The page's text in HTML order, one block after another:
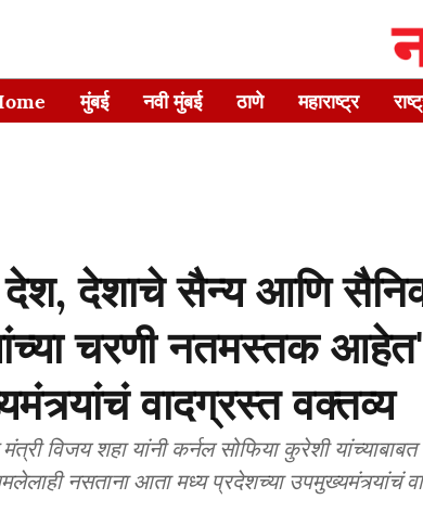
मुंबई नवी मुंबई ठाणे महाराष्ट्र
देश, देशाचे सैन्य आणि
चरणी नतमस्तक
वादग्रस्त वक्तव्य
विजय शहा यांनी कर्नल सोफिया कुरेशी
नसताना आता मध्य प्रदेशच्या